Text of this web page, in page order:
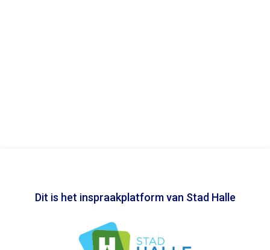
Dit is het inspraakplatform van Stad Halle